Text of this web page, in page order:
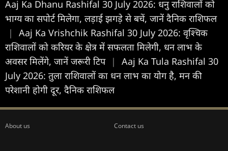
Aaj Ka Dhanu Rashifal 30 July 2026: धनु राशिवालों को
भाग्य का सपोर्ट मिलेगा, लड़ाई झगड़े से बचें, जानें दैनिक राशिफल
|
Aaj Ka Vrishchik Rashifal 30 July 2026: वृश्चिक
राशिवालों को करियर के क्षेत्र में सफलता मिलेगी, धन लाभ के
अवसर मिलेंगे, जानें जरूरी टिप |
Aaj Ka Tula Rashifal 30
July 2026: तुला राशिवालों का धन लाभ का योग है, मन की
परेशानी होगी दूर, दैनिक राशिफल
About us Contact us